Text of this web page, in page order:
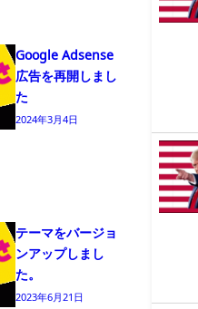
Google Adsense
広告を再開しまし
た
2024年3月4日
テーマをバージョ
ンアップしまし
た。
2023年6月21日